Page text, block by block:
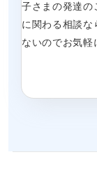
子さまの発達の
に関わる相談な
ないのでお気軽